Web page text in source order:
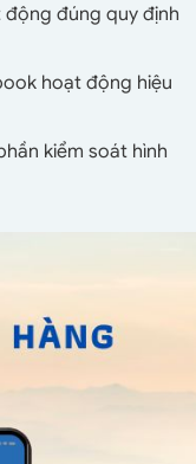
đúng quy định
hoạt động hiệu
kiểm soát hình